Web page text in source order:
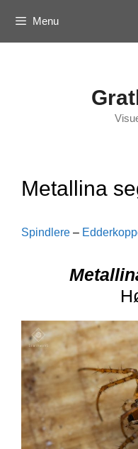
content
Menu
Metallina
Spindlere –